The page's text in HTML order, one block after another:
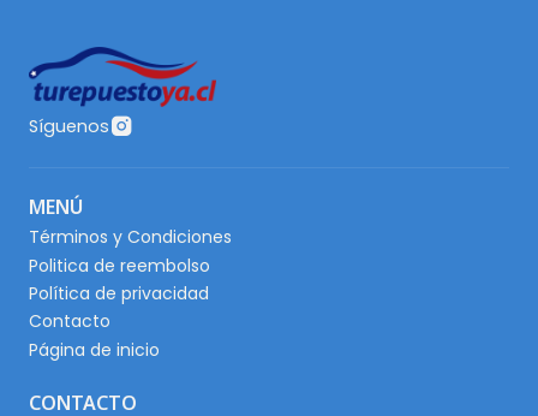
Síguenos
MENÚ
Términos y Condiciones
Politica de reembolso
Política de privacidad
Contacto
Página de inicio
CONTACTO